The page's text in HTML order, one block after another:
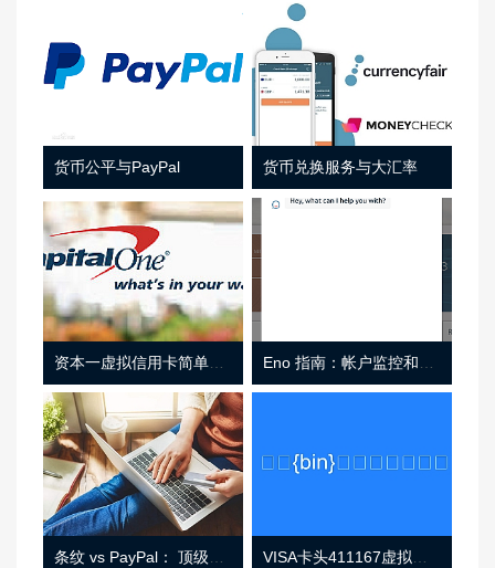
货币公平与PayPal 货币兑换服务与大汇率
资本一虚拟信用卡简单介绍
条纹 vs PayPal： 顶级功能， 定价 （和更多！ VISA卡头411167虚拟卡基础信息